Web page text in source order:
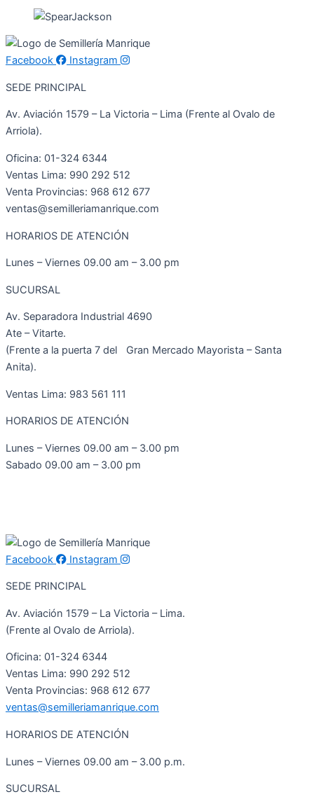
Facebook Instagram
SEDE PRINCIPAL
Av. Aviación 1579 – La Victoria – Lima (Frente al Ovalo de
Arriola).
Oficina: 01-324 6344
Ventas Lima: 990 292 512
Venta Provincias: 968 612 677
ventas@semilleriamanrique.com
HORARIOS DE ATENCIÓN
Lunes – Viernes 09.00 am – 3.00 pm
SUCURSAL
Av. Separadora Industrial 4690
Ate – Vitarte.
(Frente a la puerta 7 del Gran Mercado Mayorista – Santa
Anita).
Ventas Lima: 983 561 111
HORARIOS DE ATENCIÓN
Lunes – Viernes 09.00 am – 3.00 pm
Sabado 09.00 am – 3.00 pm
Facebook Instagram
SEDE PRINCIPAL
Av. Aviación 1579 – La Victoria – Lima.
(Frente al Ovalo de Arriola).
Oficina: 01-324 6344
Ventas Lima: 990 292 512
Venta Provincias: 968 612 677
ventas@semilleriamanrique.com
HORARIOS DE ATENCIÓN
Lunes – Viernes 09.00 am – 3.00 p.m.
SUCURSAL